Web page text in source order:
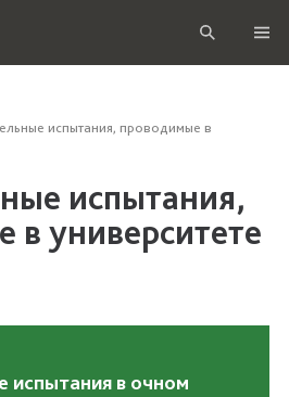
испытания, проводимые в
испытания,
в университете
испытания в очном